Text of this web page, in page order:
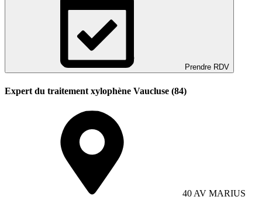
Prendre RDV
Expert du traitement xylophène Vaucluse (84)
40 AV MARIUS